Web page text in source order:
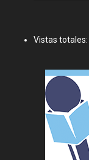
Vistas totales: